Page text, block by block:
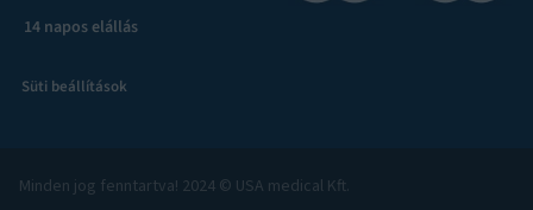
14 napos elállás
Süti beállítások
Minden jog fenntartva! 2024 © USA medical Kft.